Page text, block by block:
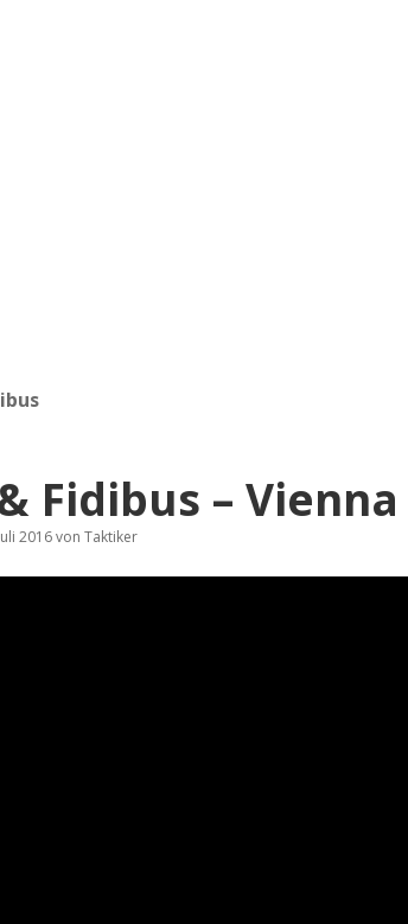
Fidibus –
2016von Taktiker